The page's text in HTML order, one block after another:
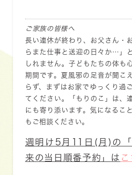
ご家族の皆様へ
長い連休が終わり、お父さん・
らまた仕事と送迎の日々か…」
しれません。子どもたちの体も
期間です。夏風邪の足音が聞こ
らず、まずはお家でゆっくり過
てください。「もりのこ」は、
にも寄り添います。気になるこ
もご相談ください。
週明け5月11日(月)の
来の当日順番予約」
は